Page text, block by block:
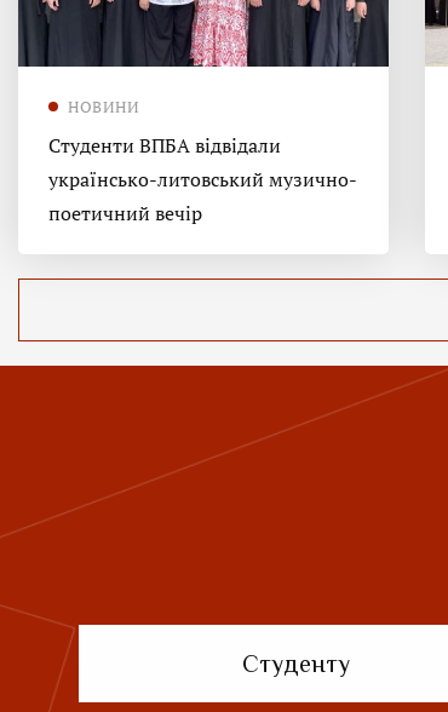
НОВИНИ
Студенти ВПБА відвідали
українсько-литовський музично-
поетичний вечір
Студенту